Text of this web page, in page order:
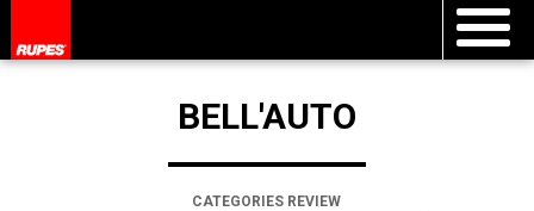
BELL'AUTO
CATEGORIES REVIEW